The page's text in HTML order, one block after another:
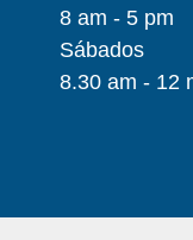
8 am - 5 pm
Sábados
8.30 am - 12